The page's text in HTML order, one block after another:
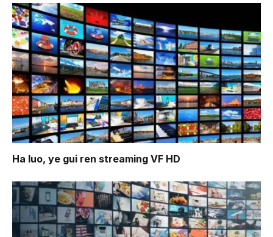
Ha luo, ye gui ren streaming VF HD